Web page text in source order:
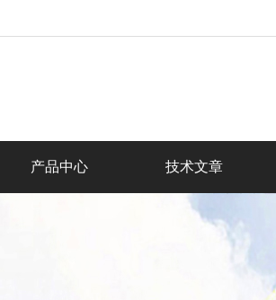
产品中心 技术文章